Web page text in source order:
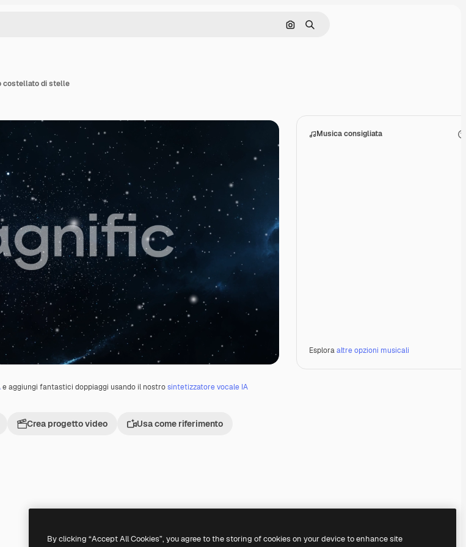
Cerca per immagine
Ricerca
e aggiungi fantastici doppiaggi usando il nostrosintetizzatore vocale IA
Crea progetto video Usa come riferimento
Musica consigliata
Esploraaltre opzioni musicali
costellato di stelle
By clicking “Accept All Cookies”, you agree to the storing of cookies on your device to enhance site